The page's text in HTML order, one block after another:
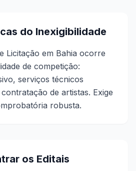
do Inexigibilidade
Licitação em Bahia ocorre
de competição:
serviços técnicos
de artistas. Exige
robusta.
os Editais